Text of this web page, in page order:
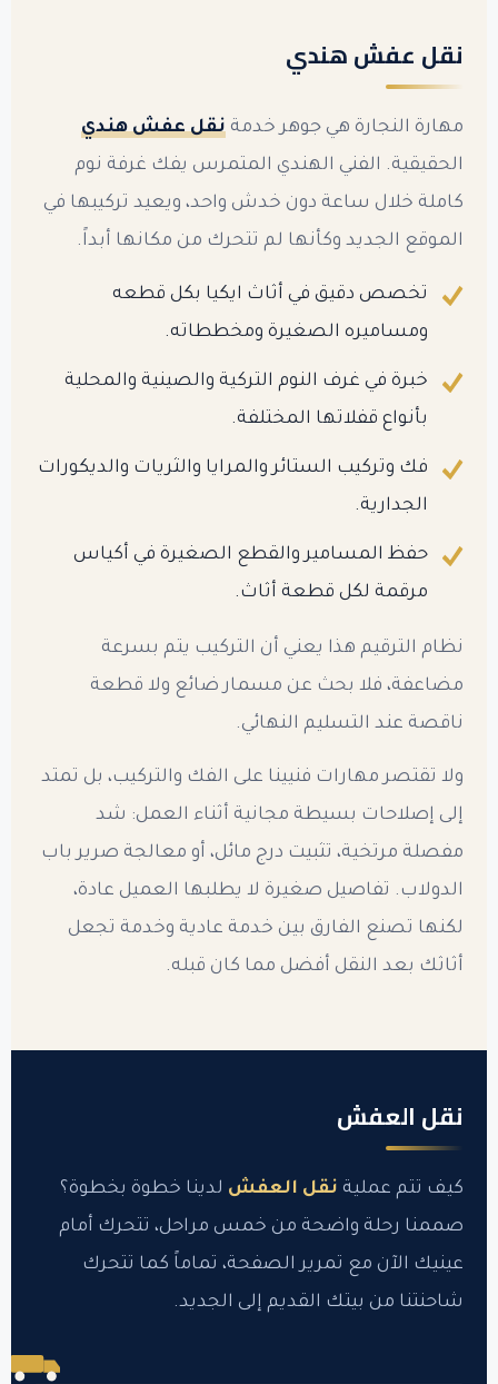
نقل عفش هندي
مهارة النجارة هي جوهر خدمةنقل عفش هندي
الحقيقية. الفني الهندي المتمرس يفك غرفة نوم
كاملة خلال ساعة دون خدش واحد، ويعيد تركيبها في
الموقع الجديد وكأنها لم تتحرك من مكانها أبداً.
تخصص دقيق في أثاث ايكيا بكل قطعه
ومساميره الصغيرة ومخططاته.
خبرة في غرف النوم التركية والصينية والمحلية
بأنواع قفلاتها المختلفة.
فك وتركيب الستائر والمرايا والثريات والديكورات
الجدارية.
حفظ المسامير والقطع الصغيرة في أكياس
مرقمة لكل قطعة أثاث.
نظام الترقيم هذا يعني أن التركيب يتم بسرعة
مضاعفة، فلا بحث عن مسمار ضائع ولا قطعة
ناقصة عند التسليم النهائي.
ولا تقتصر مهارات فنيينا على الفك والتركيب، بل تمتد
إلى إصلاحات بسيطة مجانية أثناء العمل: شد
مفصلة مرتخية، تثبيت درج مائل، أو معالجة صرير باب
الدولاب. تفاصيل صغيرة لا يطلبها العميل عادة،
لكنها تصنع الفارق بين خدمة عادية وخدمة تجعل
أثاثك بعد النقل أفضل مما كان قبله.
نقل العفش
كيف تتم عملية نقل العفش لدينا خطوة بخطوة؟
صممنا رحلة واضحة من خمس مراحل، تتحرك أمام
عينيك الآن مع تمرير الصفحة، تماماً كما تتحرك
شاحنتنا من بيتك القديم إلى الجديد.